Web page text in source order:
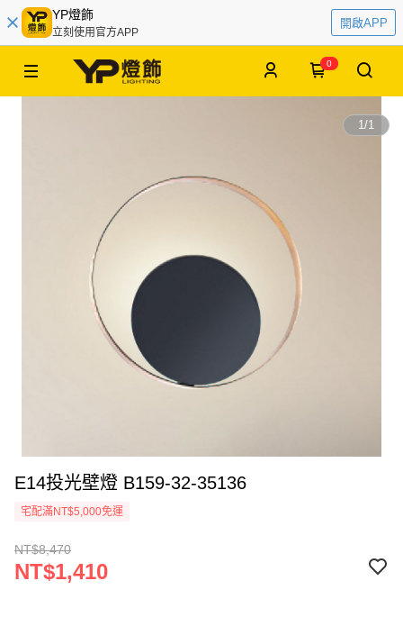
YP燈飾
立刻使用官方APP
開啟APP
0
1/1
E14投光壁燈 B159-32-35136
宅配滿NT$5,000免運
NT$8,470
NT$1,410